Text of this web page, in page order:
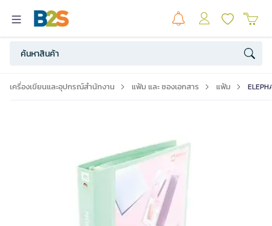
เครื่องเขียนและอุปกรณ์สำนักงาน แฟ้ม และ ซองเอกสาร แฟ้ม